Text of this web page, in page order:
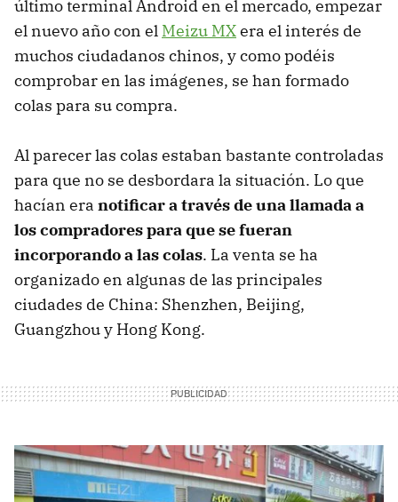
último terminal Android en el mercado, empezar
el nuevo año con el Meizu MXera el interés de
muchos ciudadanos chinos, y como podéis
comprobar en las imágenes, se han formado
colas para su compra.
Al parecer las colas estaban bastante controladas
para que no se desbordara la situación. Lo que
hacían era notificar a través de una llamada a
los compradores para que se fueran
incorporando a las colas. La venta se ha
organizado en algunas de las principales
ciudades de China: Shenzhen, Beijing,
Guangzhou y Hong Kong.